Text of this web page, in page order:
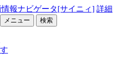
報ナビゲータ[サイニィ] 詳細
メニュー 検索